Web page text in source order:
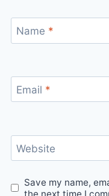
Name *
Email *
Website
Save my name,